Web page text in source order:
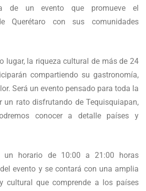
de un evento que promueve el
Querétaro con sus comunidades
lugar, la riqueza cultural de más de 24
compartiendo su gastronomía,
Será un evento pensado para toda la
un rato disfrutando de Tequisquiapan,
conocer a detalle países y
un horario de 10:00 a 21:00 horas
evento y se contará con una amplia
cultural que comprende a los países